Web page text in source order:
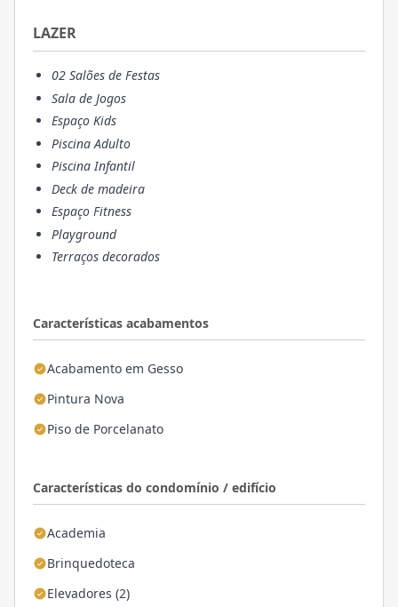
Características acabamentos
Acabamento em Gesso
Pintura Nova
Piso de Porcelanato
Características do condomínio / edifício
Academia
Brinquedoteca
Elevadores (2)
LAZER
02 Salões de Festas
Sala de Jogos
Espaço Kids
Piscina Adulto
Piscina Infantil
Deck de madeira
Espaço Fitness
Playground
Terraços decorados